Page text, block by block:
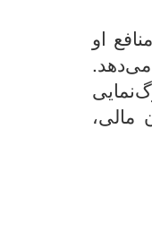
او
می‌دهد.
مالی،